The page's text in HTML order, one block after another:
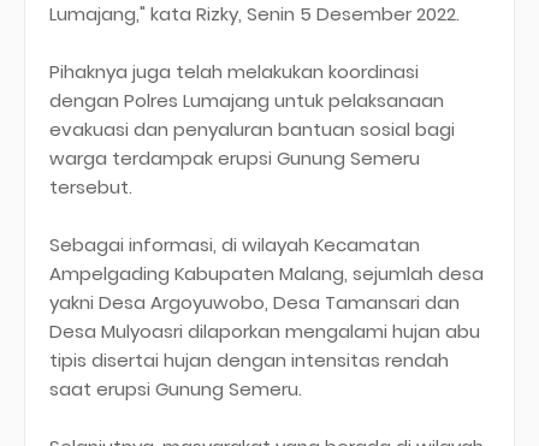
Lumajang," kata Rizky, Senin 5 Desember 2022.
Pihaknya juga telah melakukan koordinasi
dengan Polres Lumajang untuk pelaksanaan
evakuasi dan penyaluran bantuan sosial bagi
warga terdampak erupsi Gunung Semeru
tersebut.
Sebagai informasi, di wilayah Kecamatan
Ampelgading Kabupaten Malang, sejumlah desa
yakni Desa Argoyuwobo, Desa Tamansari dan
Desa Mulyoasri dilaporkan mengalami hujan abu
tipis disertai hujan dengan intensitas rendah
saat erupsi Gunung Semeru.